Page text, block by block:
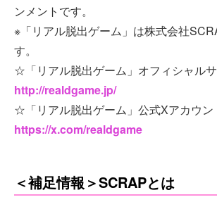
ンメントです。
※「リアル脱出ゲーム」は株式会社
す。
☆「リアル脱出ゲーム」オフィシャルサ
http://realdgame.jp/
☆「リアル脱出ゲーム」公式Xアカウン
https://x.com/realdgame
＜補足情報＞SCRAPとは